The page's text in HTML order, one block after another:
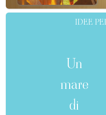
IDEE
Un
mare
di